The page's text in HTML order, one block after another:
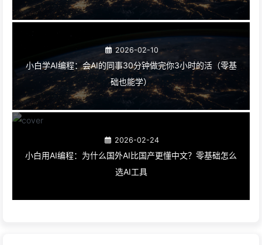
2026-02-10
小白学AI编程：会AI的同事30分钟做完你3小时的活（零基
础也能学）
2026-02-24
小白用AI编程：为什么国外AI比国产更懂中文？零基础怎么
选AI工具